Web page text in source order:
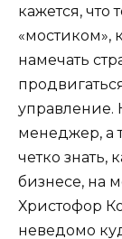
кажется, что
«мостиком»,
намечать
менеджер, а
четко знать,
бизнесе, на
Христофор
неведомо